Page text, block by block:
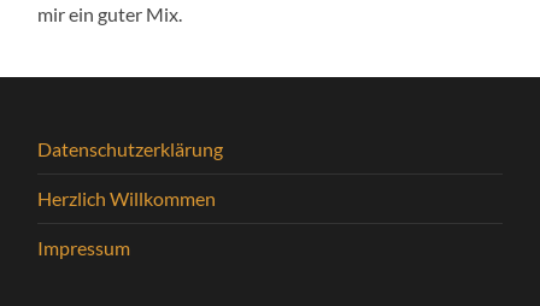
mir ein guter Mix.
Datenschutzerklärung
Herzlich Willkommen
Impressum